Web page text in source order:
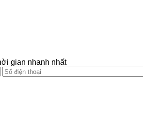
gian nhanh nhất